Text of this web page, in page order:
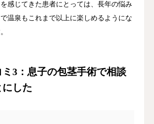
感じてきた患者にとっては、長年の悩み
温泉もこれまで以上に楽しめるようにな
ミ3：息子の包茎手術で相談
した